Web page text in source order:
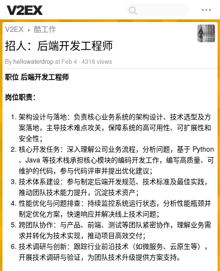
V2EX › 酷工作
招人：后端开发工程师
By hellowaterdropat Feb 4 · 4316 views
职位 后端开发工程师
岗位职责：
架构设计与落地：负责核心业务系统的架构设计、技术选型及方
案落地，主导技术难点攻关，保障系统的高可用性、可扩展性和
安全性；
核心开发任务：深入理解公司业务流程，分析问题，基于 Python
、Java 等技术栈承担核心模块的编码开发工作，编写高质量、可
维护的代码，参与代码评审并提出优化建议；
技术体系建设：参与制定后端开发规范、技术标准及最佳实践，
推动团队技术能力提升，沉淀技术资产；
性能优化与问题排查：持续监控系统运行状态，分析性能瓶颈并
制定优化方案，快速响应并解决线上技术问题；
跨团队协作：与产品、前端、测试等团队紧密协作，理解业务需
求并转化为技术实现，推动项目高效交付；
技术调研与创新：跟踪行业前沿技术（如微服务、云原生等），
开展技术调研与验证，为团队技术升级提供方案支持。